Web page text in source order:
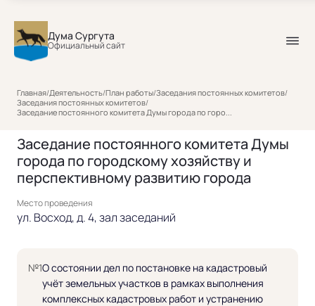
Дума Сургута
Официальный сайт
Главная/Деятельность/План работы/Заседания постоянных комитетов/
Заседания постоянных комитетов/
Заседание постоянного комитета Думы города по горо...
Заседание постоянного комитета Думы
города по городскому хозяйству и
перспективному развитию города
Место проведения
ул. Восход, д. 4, зал заседаний
№1О состоянии дел по постановке на кадастровый
учёт земельных участков в рамках выполнения
комплексных кадастровых работ и устранению